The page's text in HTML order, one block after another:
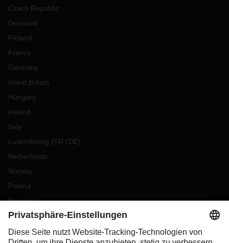
Czech Republic
Denmark
Finland
France
Germany
Great Britain
Hungary
Ireland
Italy
Luxembourg (FR DE)
Netherlands
Norway
Poland
Portugal
Romania
Slovakia